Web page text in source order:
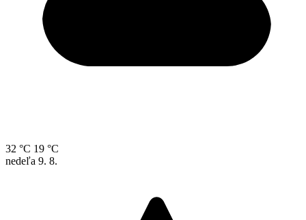
32 °C 19 °C
nedeľa 9. 8.